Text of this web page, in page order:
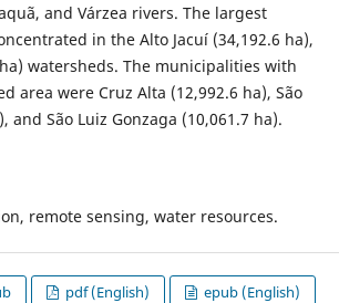
and Várzea rivers. The largest
in the Alto Jacuí (34,192.6 ha),
watersheds. The municipalities with
area were Cruz Alta (12,992.6 ha), São
and São Luiz Gonzaga (10,061.7 ha).
remote sensing, water resources.
pdf (English) epub (English)